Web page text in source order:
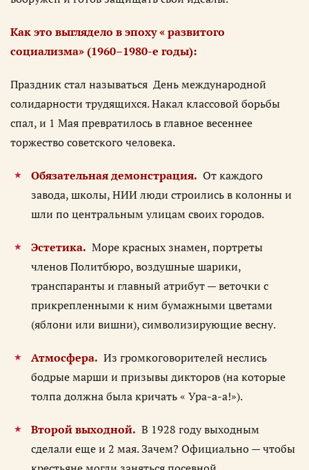
Как это выглядело в эпоху « развитого
социализма» (1960–1980-е годы):
Праздник стал называться День международной
солидарности трудящихся. Накал классовой борьбы
спал, и 1 Мая превратилось в главное весеннее
торжество советского человека.
Обязательная демонстрация. От каждого
завода, школы, НИИ люди строились в колонны и
шли по центральным улицам своих городов.
Эстетика. Море красных знамен, портреты
членов Политбюро, воздушные шарики,
транспаранты и главный атрибут — веточки с
прикрепленными к ним бумажными цветами
(яблони или вишни), символизирующие весну.
Атмосфера. Из громкоговорителей неслись
бодрые марши и призывы дикторов (на которые
толпа должна была кричать « Ура-а-а!»).
Второй выходной. В 1928 году выходным
сделали еще и 2 мая. Зачем? Официально — чтобы